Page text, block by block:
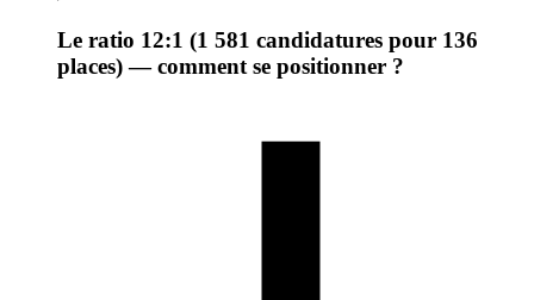
Le ratio 12:1 (1 581 candidatures pour 136
places) — comment se positionner ?